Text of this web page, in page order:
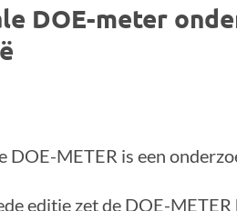
DOE-meter
DOE-METER is een
editie zet de DOE-